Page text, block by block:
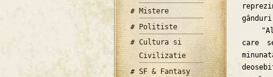
Mistere
Politiste
Cultura si
Civilizatie
SF & Fantasy
care